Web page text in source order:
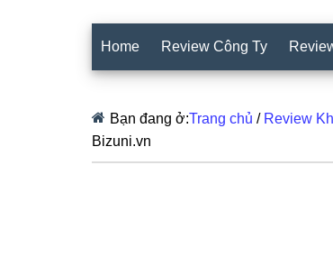
Home Review Công Ty
Bạn đang ở:Trang chủ / Review
Bizuni.vn